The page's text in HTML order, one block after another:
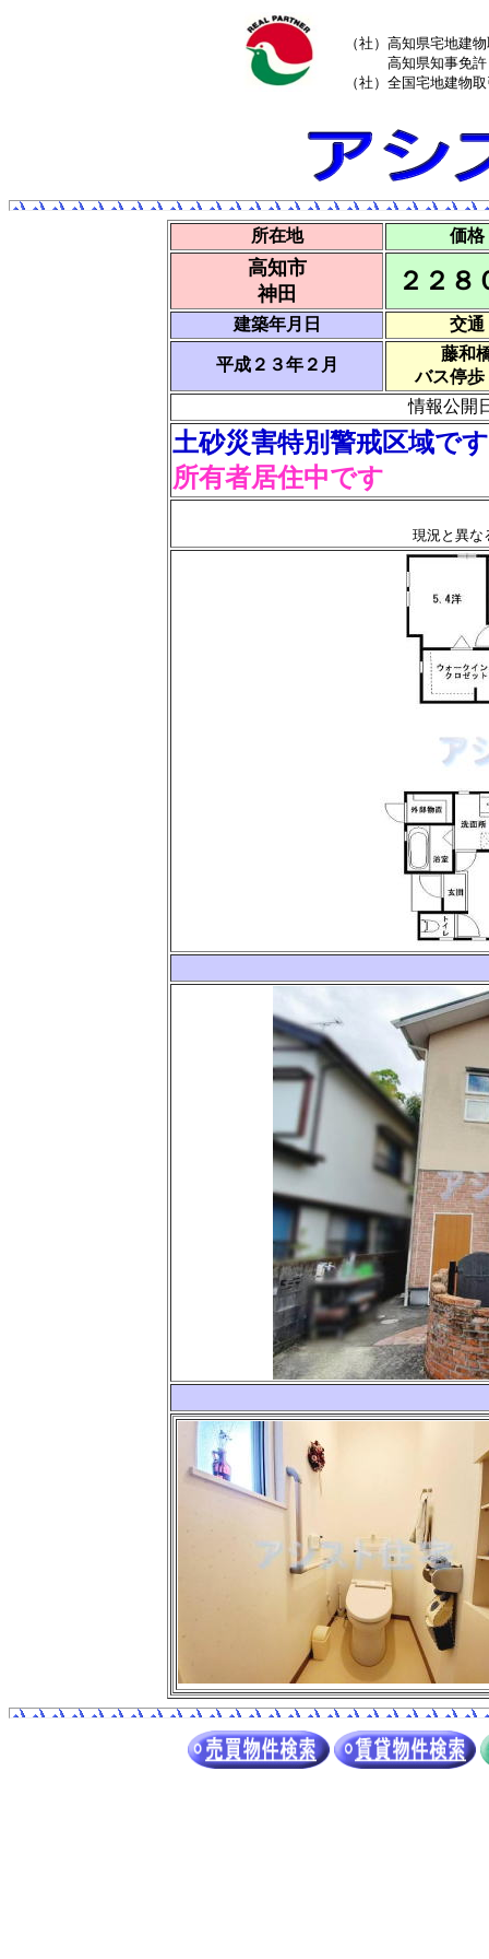
（社）高知県宅地建
高知県知事免許（
（社）全国宅地建物
所在地 価格
高知市
神田
２２８
建築年月日 交通
平成２３年２月
藤和
バス停歩
情報公
土砂災害特別警戒区域です
所有者居住中です
現況と異な